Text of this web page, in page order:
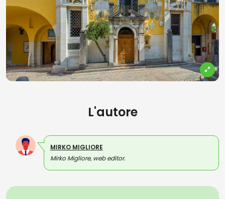
L'autore
MIRKO MIGLIORE
Mirko Migliore, web editor.